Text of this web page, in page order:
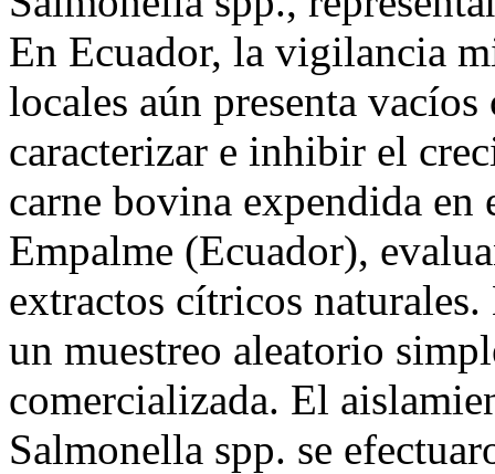
En Ecuador, la vigilancia
locales aún presenta
caracterizar e inhibir el
carne bovina expendida
Empalme (Ecuador),
extractos cítricos
un muestreo aleatorio
comercializada. El
Salmonella spp. se